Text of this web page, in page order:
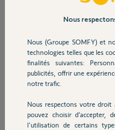
Sécurité
Domotique
Chauffage
j'ai tout rebranché, rien, j'ai laissé
HIER RIDEAU j'ai tout repris
pierre L.
il y a presque 11 ans
Nous
Nous (Groupe SOMFY) et
technologies telles que les
finalités suivantes:
publicités, offrir une
notre trafic.
Nous respectons votre
pouvez choisir d’accepter,
l'utilisation de certains